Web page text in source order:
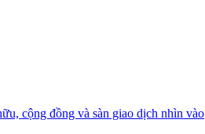
cộng đồng và sàn giao dịch nhìn vào